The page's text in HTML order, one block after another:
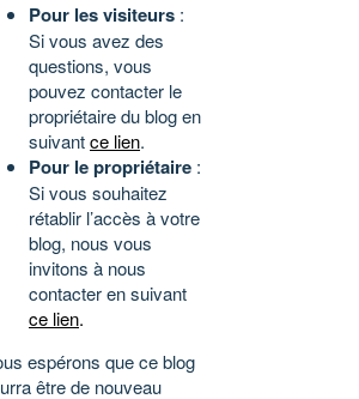
Pour les visiteurs :
Si vous avez des
questions, vous
pouvez contacter le
propriétaire du blog en
suivantce lien.
Pour le propriétaire :
Si vous souhaitez
rétablir l’accès à votre
blog, nous vous
invitons à nous
contacter en suivant
ce lien.
espérons que ce blog
être de nouveau